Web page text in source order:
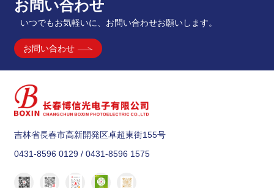
お問い合わせ
いつでもお気軽いに、お問い合わせお願いします。
お問い合わせ
吉林省長春市高新開発区卓超東街155号
0431-8596 0129 / 0431-8596 1575